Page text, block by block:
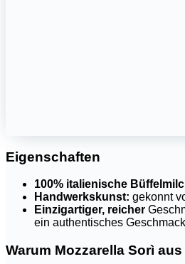
Eigenschaften
100% italienische
Handwerkskunst: gekonnt
Einzigartiger, reicher
ein authentisches
Warum Mozzarella Sorì